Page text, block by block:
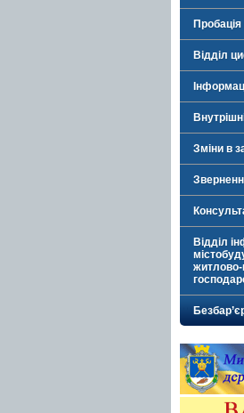
Відділ
Зміни в
Відділ